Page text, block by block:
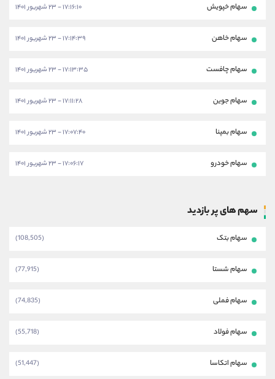
سهام خپویش ۱۷:۱۶:۱۰ - ۲۳ شهریور ۱۴۰۱
سهام خاهن ۱۷:۱۴:۳۹ - ۲۳ شهریور ۱۴۰۱
سهام چافست ۱۷:۱۳:۳۵ - ۲۳ شهریور ۱۴۰۱
سهام جوین ۱۷:۱۱:۲۸ - ۲۳ شهریور ۱۴۰۱
سهام بمپنا ۱۷:۰۷:۴۰ - ۲۳ شهریور ۱۴۰۱
سهام خودرو ۱۷:۰۶:۱۷ - ۲۳ شهریور ۱۴۰۱
سهم های پر بازدید
سهام بتک (108,505)
سهام شستا (77,915)
سهام فملی (74,835)
سهام فولاد (55,718)
سهام اتکاسا (51,447)